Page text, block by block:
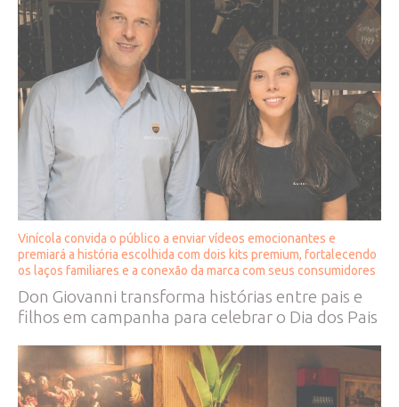
Vinícola convida o público a enviar vídeos emocionantes e
premiará a história escolhida com dois kits premium, fortalecendo
os laços familiares e a conexão da marca com seus consumidores
Don Giovanni transforma histórias entre pais e
filhos em campanha para celebrar o Dia dos Pais